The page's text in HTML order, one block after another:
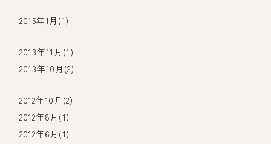
2015年1月(1)
2013年11月(1)
2013年10月(2)
2012年10月(2)
2012年8月(1)
2012年6月(1)